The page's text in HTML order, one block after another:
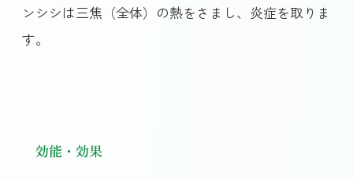
ンシシは三焦（全体）の熱をさまし、炎症を取りま
す。
効能・効果